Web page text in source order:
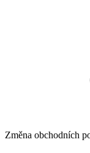
Změna obchodních